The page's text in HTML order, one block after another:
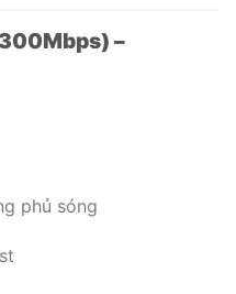
300Mbps) –
phủ sóng